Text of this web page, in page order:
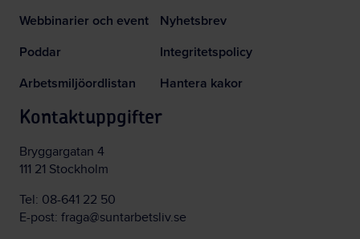
Webbinarier och event
Poddar
Arbetsmiljöordlistan
Nyhetsbrev
Integritetspolicy
Hantera kakor
Kontaktuppgifter
Bryggargatan 4
111 21 Stockholm
Tel: 08-641 22 50
E-post: fraga@suntarbetsliv.se